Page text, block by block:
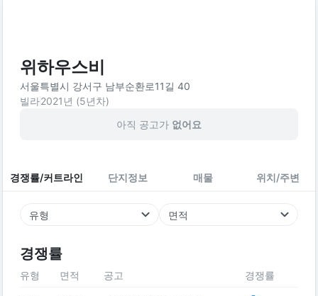
위하우스비
서울특별시 강서구 남부순환로11길 40
빌라2021년 (5년차)
아직 공고가 없어요
경쟁률/커트라인 단지정보 매물 위치/주변
유형 면적
경쟁률
유형 면적 공고 경쟁률